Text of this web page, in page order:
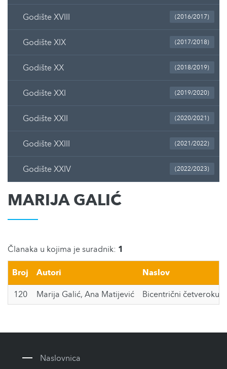
Godište XVIII (2016/2017)
Godište XIX (2017/2018)
Godište XX (2018/2019)
Godište XXI (2019/2020)
Godište XXII (2020/2021)
Godište XXIII (2021/2022)
Godište XXIV (2022/2023)
MARIJA GALIĆ
Članaka u kojima je suradnik: 1
Broj Autori Naslov
120 Marija Galić, Ana Matijević Bicentrični četverokuti
Naslovnica